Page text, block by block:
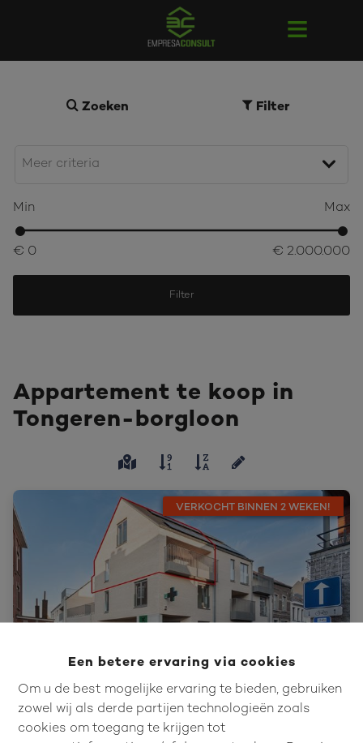
Een betere ervaring via cookies
Om u de best mogelijke ervaring te bieden, gebruiken
zowel wij als derde partijen technologieën zoals
cookies om toegang te krijgen tot
Zoeken Filter
Min Max
€ 0 € 2.000.000
Filter
Appartement te koop in
Tongeren-borgloon
VERKOCHT BINNEN 2 WEKEN!